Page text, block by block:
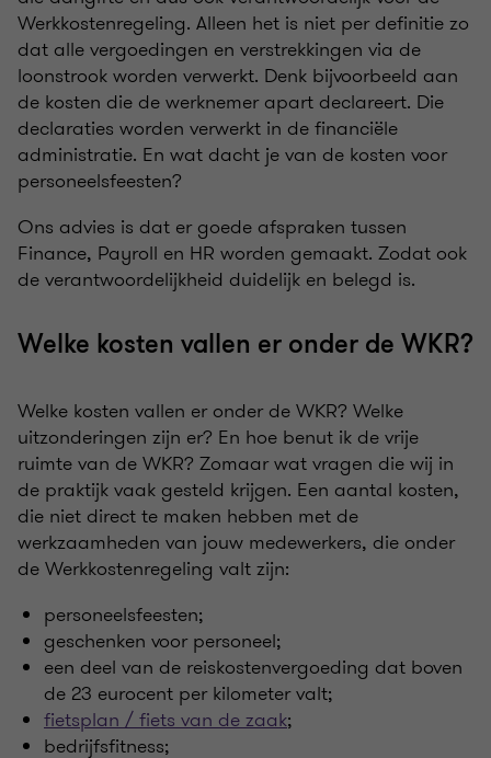
Werkkostenregeling. Alleen het is niet per definitie zo
dat alle vergoedingen en verstrekkingen via de
loonstrook worden verwerkt. Denk bijvoorbeeld aan
de kosten die de werknemer apart declareert. Die
declaraties worden verwerkt in de financiële
administratie. En wat dacht je van de kosten voor
personeelsfeesten?
Ons advies is dat er goede afspraken tussen
Finance, Payroll en HR worden gemaakt. Zodat ook
de verantwoordelijkheid duidelijk en belegd is.
Welke kosten vallen er onder de WKR?
Welke kosten vallen er onder de WKR? Welke
uitzonderingen zijn er? En hoe benut ik de vrije
ruimte van de WKR? Zomaar wat vragen die wij in
de praktijk vaak gesteld krijgen. Een aantal kosten,
die niet direct te maken hebben met de
werkzaamheden van jouw medewerkers, die onder
de Werkkostenregeling valt zijn:
personeelsfeesten;
geschenken voor personeel;
een deel van de reiskostenvergoeding dat boven
de 23 eurocent per kilometer valt;
fietsplan / fiets van de zaak;
bedrijfsfitness;